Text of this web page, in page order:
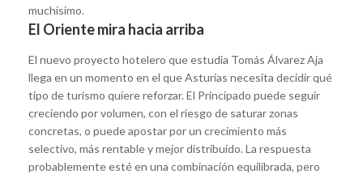
muchísimo.
El Oriente mira hacia arriba
El nuevo proyecto hotelero que estudia Tomás Álvarez Aja
llega en un momento en el que Asturias necesita decidir qué
tipo de turismo quiere reforzar. El Principado puede seguir
creciendo por volumen, con el riesgo de saturar zonas
concretas, o puede apostar por un crecimiento más
selectivo, más rentable y mejor distribuido. La respuesta
probablemente esté en una combinación equilibrada, pero